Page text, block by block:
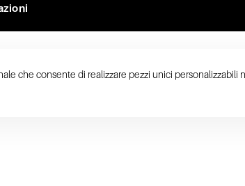
che consente di realizzare pezzi unici personalizzabili